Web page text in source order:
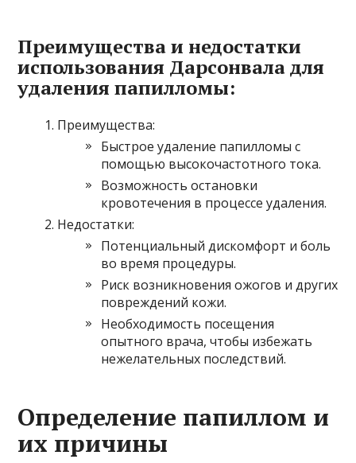
Преимущества и недостатки
использования Дарсонвала для
удаления папилломы:
Преимущества:
Быстрое удаление папилломы с
помощью высокочастотного тока.
Возможность остановки
кровотечения в процессе удаления.
Недостатки:
Потенциальный дискомфорт и боль
во время процедуры.
Риск возникновения ожогов и других
повреждений кожи.
Необходимость посещения
опытного врача, чтобы избежать
нежелательных последствий.
Определение папиллом и
их причины